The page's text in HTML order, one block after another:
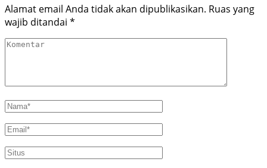
Alamat email Anda tidak akan dipublikasikan. Ruas yang
wajib ditandai *